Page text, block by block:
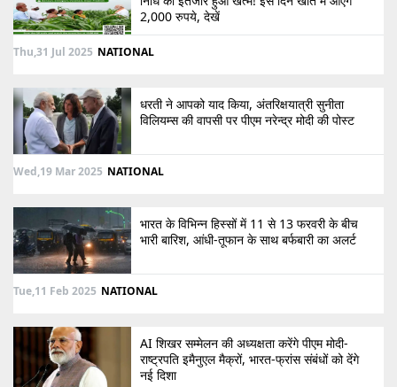
2,000 रुपये, देखें
Thu,31 Jul 2025 NATIONAL
धरती ने आपको याद किया, अंतरिक्षयात्री सुनीता
विलियम्स की वापसी पर पीएम नरेन्द्र मोदी की पोस्ट
Wed,19 Mar 2025 NATIONAL
भारत के विभिन्न हिस्सों में 11 से 13 फरवरी के बीच
भारी बारिश, आंधी-तूफान के साथ बर्फबारी का अलर्ट
Tue,11 Feb 2025 NATIONAL
AI शिखर सम्मेलन की अध्यक्षता करेंगे पीएम मोदी-
राष्ट्रपति इमैनुएल मैक्रों, भारत-फ्रांस संबंधों को देंगे
नई दिशा